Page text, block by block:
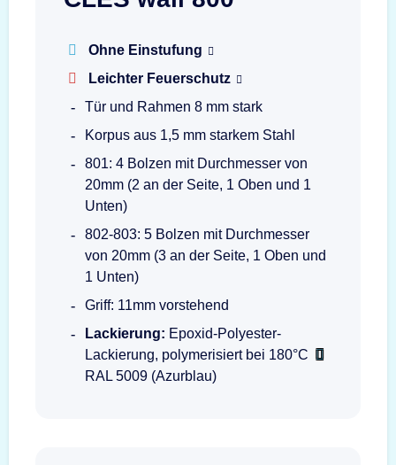
Ohne Einstufung
Leichter Feuerschutz
Tür und Rahmen 8 mm stark
Korpus aus 1,5 mm starkem Stahl
801: 4 Bolzen mit Durchmesser von
20mm (2 an der Seite, 1 Oben und 1
Unten)
802-803: 5 Bolzen mit Durchmesser
von 20mm (3 an der Seite, 1 Oben und
1 Unten)
Griff: 11mm vorstehend
Lackierung: Epoxid-Polyester-
Lackierung, polymerisiert bei 180°C
RAL 5009 (Azurblau)